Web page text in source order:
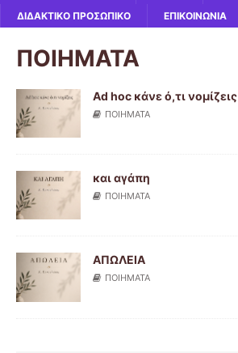
ΔΙΔΑΚΤΙΚΟ ΠΡΟΣΩΠΙΚΟ
ΕΠΙΚΟΙΝΩΝΙΑ
ΠΟΙΗΜΑΤΑ
Αd hoc κάνε ό,τι νομίζεις
ΠΟΙΗΜΑΤΑ
και αγάπη
ΠΟΙΗΜΑΤΑ
ΑΠΩΛΕΙΑ
ΠΟΙΗΜΑΤΑ